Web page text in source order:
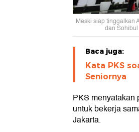
Meski siap tinggalkan
dan
Baca juga:
Kata PKS
Seniornya
PKS
untuk bekerja
Jakarta.